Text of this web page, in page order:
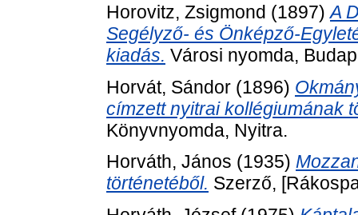
Horovitz, Zsigmond (1897)A
Segélyző- és Önképző-
kiadás. Városi nyomda,
Horvát, Sándor (1896)
címzett nyitrai kollégiumának
Könyvnyomda, Nyitra.
Horváth, János (1935)
történetéből. Szerző,